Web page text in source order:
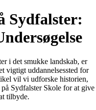
Sydfalster:
i det smukke landskab, er
vigtigt uddannelsessted for
vil vi udforske historien,
Sydfalster Skole for at give
tilbyde.